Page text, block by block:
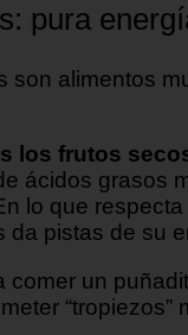
pura
son alimentos
los frutos
ácidos grasos
lo que
da pistas de su
comer un